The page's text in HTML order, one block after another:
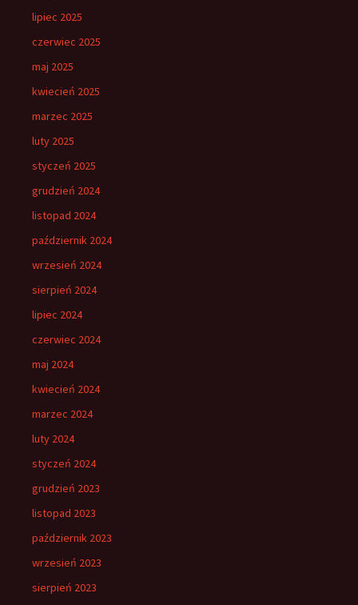
lipiec 2025
czerwiec 2025
maj 2025
kwiecień 2025
marzec 2025
luty 2025
styczeń 2025
grudzień 2024
listopad 2024
październik 2024
wrzesień 2024
sierpień 2024
lipiec 2024
czerwiec 2024
maj 2024
kwiecień 2024
marzec 2024
luty 2024
styczeń 2024
grudzień 2023
listopad 2023
październik 2023
wrzesień 2023
sierpień 2023